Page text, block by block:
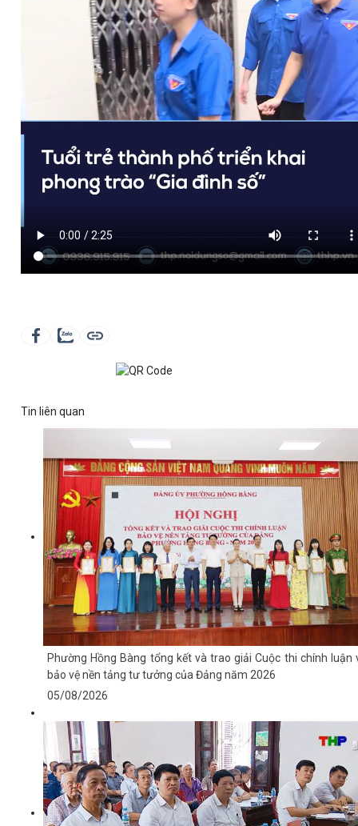
Tin liên quan
Phường Hồng Bàng tổng kết và trao giải Cuộc thi chính luận
bảo vệ nền tảng tư tưởng của Đảng năm 2026
05/08/2026